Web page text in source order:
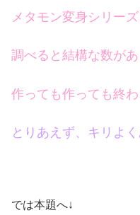
メタモン変身シリーズ
調べると結構な数が
作っても作っても終
とりあえず、キリよ
では本題へ↓